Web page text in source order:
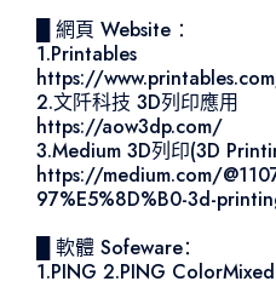
█ 網頁 Website ：
1.Printables
https://
2.文阡科技 3D列印應用
https://aow3dp.com/
3.Medium 3D列印(3D
https://medium.com/
97%E5%8D%B0-3d-
█ 軟體 Sofeware：
1.PING 2.PING ColorMixed